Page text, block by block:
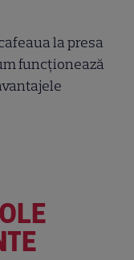
la presa
funcționează